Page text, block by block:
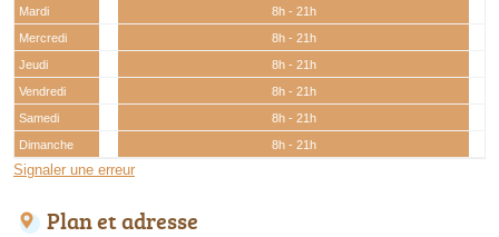
Mardi
8h - 21h
Mercredi
8h - 21h
Jeudi
8h - 21h
Vendredi
8h - 21h
Samedi
8h - 21h
Dimanche
8h - 21h
Signaler une erreur
Plan et adresse